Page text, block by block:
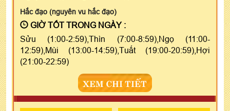
Hắc đạo (nguyên vu hắc đạo)
GIỜ TỐT TRONG NGÀY :
Sửu (1:00-2:59),Thìn (7:00-8:59),Ngọ (11:00-
12:59),Mùi (13:00-14:59),Tuất (19:00-20:59),Hợi
(21:00-22:59)
XEM CHI TIẾT